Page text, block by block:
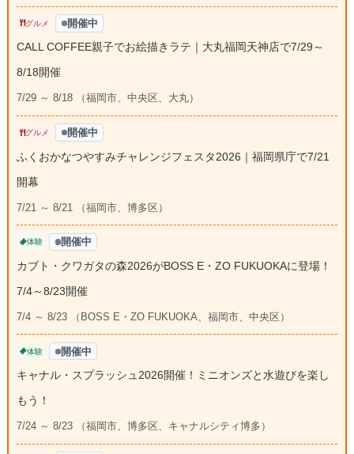
グルメ 開催中
CALL COFFEE親子でお絵描きラテ｜大丸福岡天神店で7/29～
8/18開催
7/29 ～ 8/18 （福岡市、中央区、大丸）
グルメ 開催中
ふくおかなつやすみチャレンジフェスタ2026｜福岡県庁で7/21
開幕
7/21 ～ 8/21 （福岡市、博多区）
体験 開催中
カブト・クワガタの森2026がBOSS E・ZO FUKUOKAに登場！
7/4～8/23開催
7/4 ～ 8/23 （BOSS E・ZO FUKUOKA、福岡市、中央区）
体験 開催中
キャナル・スプラッシュ2026開催！ミニオンズと水遊びを楽し
もう！
7/24 ～ 8/23 （福岡市、博多区、キャナルシティ博多）